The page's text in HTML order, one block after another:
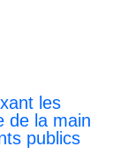
les
de la main
publics